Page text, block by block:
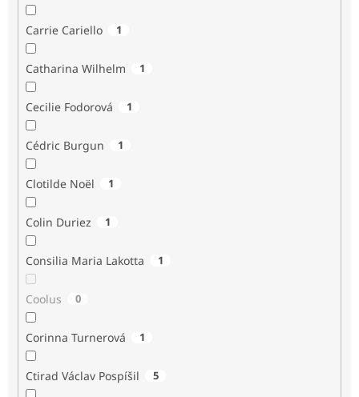
Carrie Cariello 1
Catharina Wilhelm 1
Cecilie Fodorová 1
Cédric Burgun 1
Clotilde Noël 1
Colin Duriez 1
Consilia Maria Lakotta 1
Coolus 0
Corinna Turnerová 1
Ctirad Václav Pospíšil 5